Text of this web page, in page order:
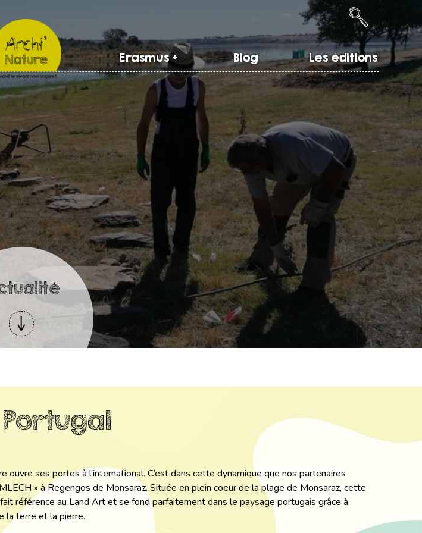
Erasmus + Blog Les éditions
Portugal
ouvre ses portes à l’international. C’est dans cette dynamique que nos partenaires
» à Regengos de Monsaraz. Située en plein coeur de la plage de Monsaraz, cette
référence au Land Art et se fond parfaitement dans le paysage portugais grâce à
la terre et la pierre.